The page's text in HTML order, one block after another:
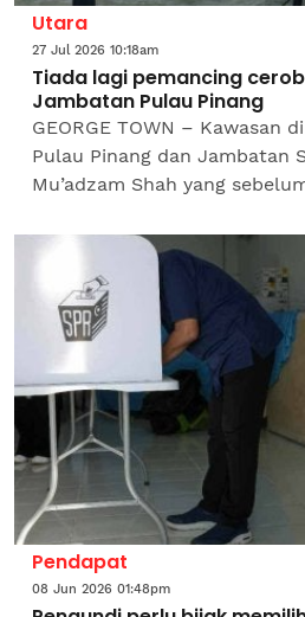
Utara
27 Jul 2026 10:18am
Tiada lagi pemancing
Jambatan Pulau Pinang
GEORGE TOWN – Kawasan
Pulau Pinang dan Jambatan
Mu’adzam Shah yang
sebarang...
Pendapat
08 Jun 2026 01:48pm